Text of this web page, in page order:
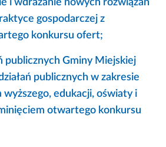
gospodarczej z
konkursu ofert;
publicznych Gminy Miejskiej
publicznych w zakresie
wyższego, edukacji, oświaty i
otwartego konkursu